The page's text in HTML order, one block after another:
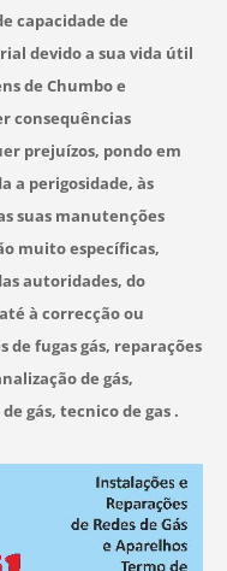
capacidade de
devido a sua vida útil
de Chumbo e
consequências
prejuízos, pondo em
a perigosidade, às
suas manutenções
muito específicas,
autoridades, do
à correcção ou
fugas gás, reparações
de gás,
gás, tecnico de gas .